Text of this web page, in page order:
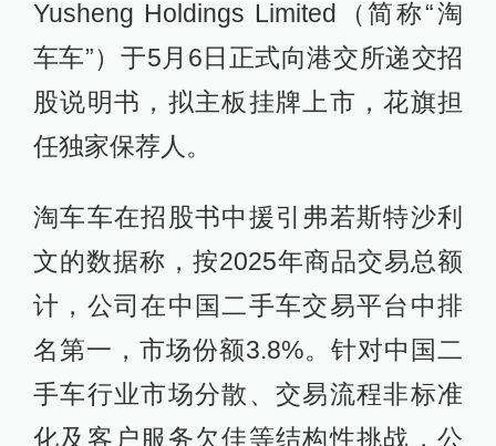
Yusheng Holdings Limited（简称“淘
车车”）于5月6日正式向港交所递交招
股说明书，拟主板挂牌上市，花旗担
任独家保荐人。
淘车车在招股书中援引弗若斯特沙利
文的数据称，按2025年商品交易总额
计，公司在中国二手车交易平台中排
名第一，市场份额3.8%。针对中国二
手车行业市场分散、交易流程非标准
化及客户服务欠佳等结构性挑战，公